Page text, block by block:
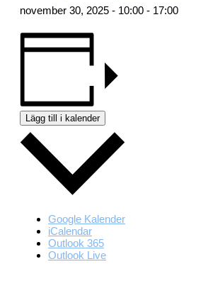
november 30, 2025 - 10:00 - 17:00
Lägg till i kalender
Google Kalender
iCalendar
Outlook 365
Outlook Live